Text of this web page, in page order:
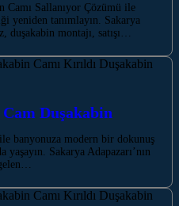
Camı Sallanıyor Çözümü ile
yeniden tanımlayın. Sakarya
duşakabin montajı, satışı…
Duşakabin
banyonuza modern bir dokunuş
yaşayın. Sakarya Adapazarı’nın